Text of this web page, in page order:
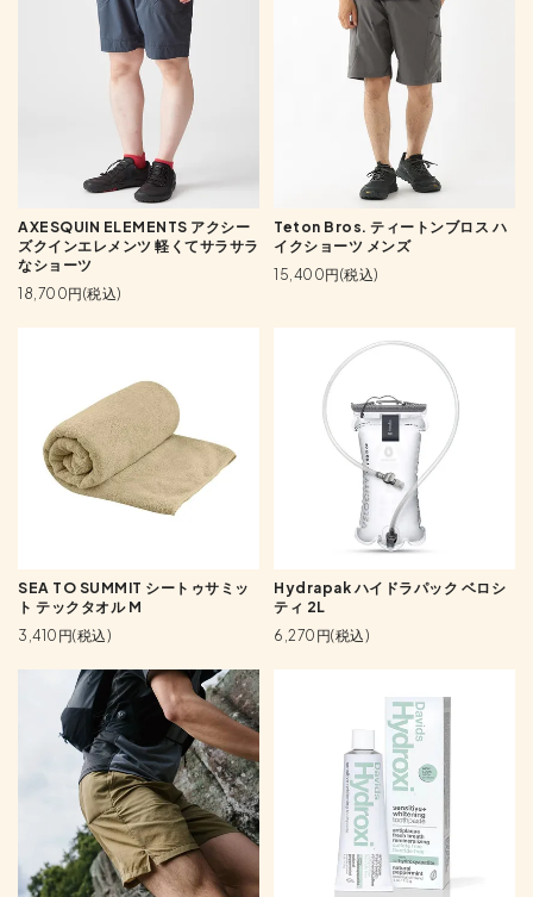
AXESQUIN ELEMENTS アクシー
ズクインエレメンツ 軽くてサラサラ
なショーツ
18,700円(税込)
Teton Bros. ティートンブロス ハ
イクショーツ メンズ
15,400円(税込)
SEA TO SUMMIT シートゥサミッ
ト テックタオル M
3,410円(税込)
Hydrapak ハイドラパック ベロシ
ティ 2L
6,270円(税込)